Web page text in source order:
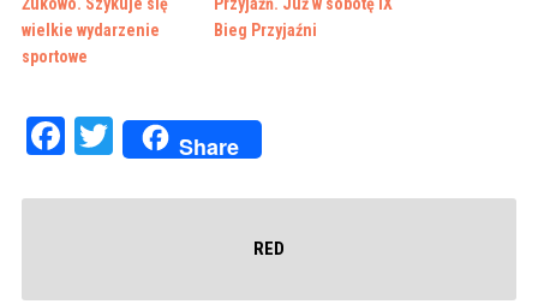
wielkie wydarzenie
sportowe
Bieg Przyjaźni
Facebook
Twitter
Share
RED